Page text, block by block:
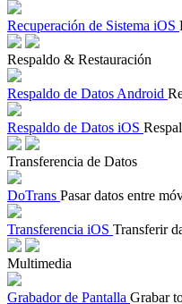
Recuperación de Sistema iOS
Respaldo & Restauración
Respaldo de Datos Android
Respaldo de Datos iOS
Transferencia de Datos
DoTrans Pasar datos entre
Transferencia iOS Transferir
Multimedia
Grabador de Pantalla Grabar